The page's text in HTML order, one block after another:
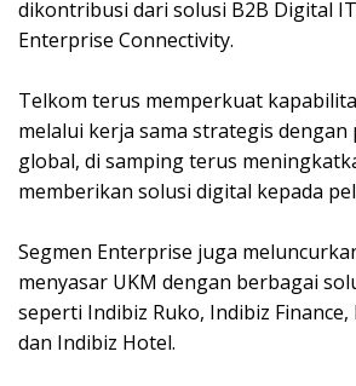
dikontribusi dari solusi B2B Digital
Enterprise Connectivity.
Telkom terus memperkuat
melalui kerja sama strategis
global, di samping terus
memberikan solusi digital kepada
Segmen Enterprise juga
menyasar UKM dengan berbagai
seperti Indibiz Ruko, Indibiz Finance,
dan Indibiz Hotel.